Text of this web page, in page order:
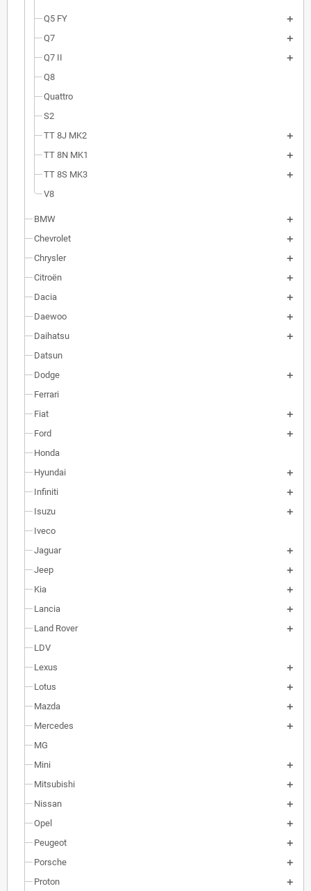
Q5 FY
Q7
Q7 II
Q8
Quattro
S2
TT 8J MK2
TT 8N MK1
TT 8S MK3
V8
BMW
Chevrolet
Chrysler
Citroën
Dacia
Daewoo
Daihatsu
Datsun
Dodge
Ferrari
Fiat
Ford
Honda
Hyundai
Infiniti
Isuzu
Iveco
Jaguar
Jeep
Kia
Lancia
Land Rover
LDV
Lexus
Lotus
Mazda
Mercedes
MG
Mini
Mitsubishi
Nissan
Opel
Peugeot
Porsche
Proton